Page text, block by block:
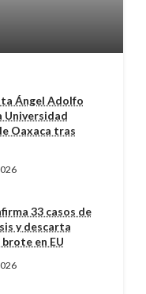
Ángel Adolfo
Universidad
Oaxaca tras
33 casos de
y descarta
en EU